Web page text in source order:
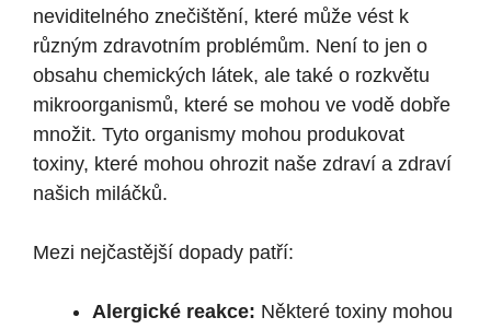
neviditelného znečištění, které může vést​ k
různým⁢ zdravotním problémům. Není to ​jen⁣ o
obsahu chemických látek, ale také o rozkvětu
mikroorganismů, které se mohou ve vodě dobře
množit. Tyto organismy‍ mohou produkovat‍
toxiny, které‌ mohou ohrozit naše‌ zdraví a zdraví
našich miláčků. ⁤
Mezi nejčastější dopady patří:
Alergické reakce: Některé toxiny mohou